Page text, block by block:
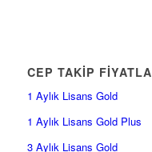
CEP TAKİP
1 Aylık Lisans Gold
1 Aylık Lisans Gold Plus
3 Aylık Lisans Gold